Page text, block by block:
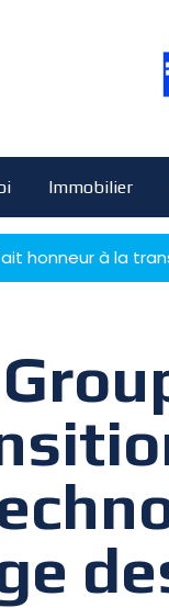
Immobilier
honneur à la